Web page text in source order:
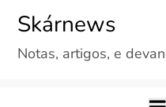
content
Skárnews
Notas, artigos, e